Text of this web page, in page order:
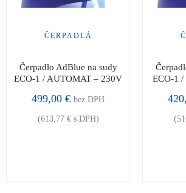
ČERPADLÁ
Čerpadlo AdBlue na sudy
ECO-1 / AUTOMAT – 230V
499,00 € bez DPH
(613,77 €s DPH)
ECO-1
(